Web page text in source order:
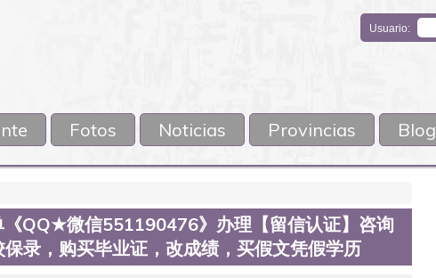
Usuario:
Fotos Noticias Provincias Blog
QQ★微信551190476》办理【留信认证】咨询
录，购买毕业证，改成绩，买假文凭假学历